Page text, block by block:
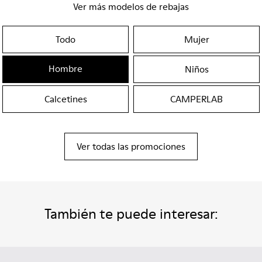
Ver más modelos de rebajas
Todo Mujer
Hombre Niños
Calcetines CAMPERLAB
Ver todas las promociones
También te puede interesar: